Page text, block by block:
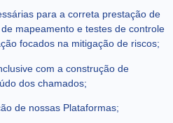
para a correta prestação de
mapeamento e testes de controle
focados na mitigação de riscos;
com a construção de
dos chamados;
de nossas Plataformas;